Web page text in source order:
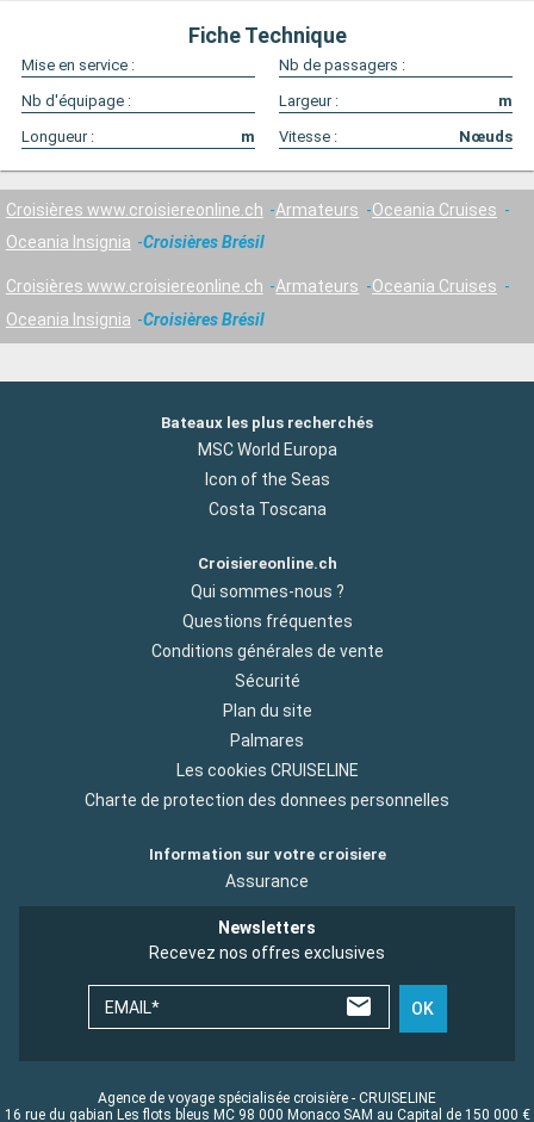
Fiche Technique
Mise en service :
Nb de passagers :
Nb d'équipage :
Largeur :
m
Longueur :
m Vitesse : Nœuds
Croisières www.croisiereonline.ch Armateurs
Oceania Cruises
Oceania Insignia
Croisières Brésil
Croisières www.croisiereonline.ch Armateurs
Oceania Cruises
Oceania Insignia
Croisières Brésil
Bateaux les plus recherchés
MSC World Europa
Icon of the Seas
Costa Toscana
Croisiereonline.ch
Qui sommes-nous ?
Questions fréquentes
Conditions générales de vente
Sécurité
Plan du site
Palmares
Les cookies CRUISELINE
Charte de protection des donnees personnelles
Information sur votre croisiere
Assurance
Newsletters
Recevez nos offres exclusives
EMAIL* OK
Agence de voyage spécialisée croisière - CRUISELINE
16 rue du gabian Les flots bleus MC 98 000 Monaco SAM au Capital de 150 000 €